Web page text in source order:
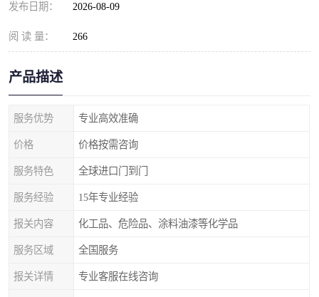
发布日期： 2026-08-09
阅 读 量： 266
产品描述
服务优势 专业高效准确
价格 价格按需咨询
服务特色 全球进口门到门
服务经验 15年专业经验
报关内容 化工品、危险品、涂料油漆等化学品
服务区域 全国服务
报关详情 专业客服在线咨询